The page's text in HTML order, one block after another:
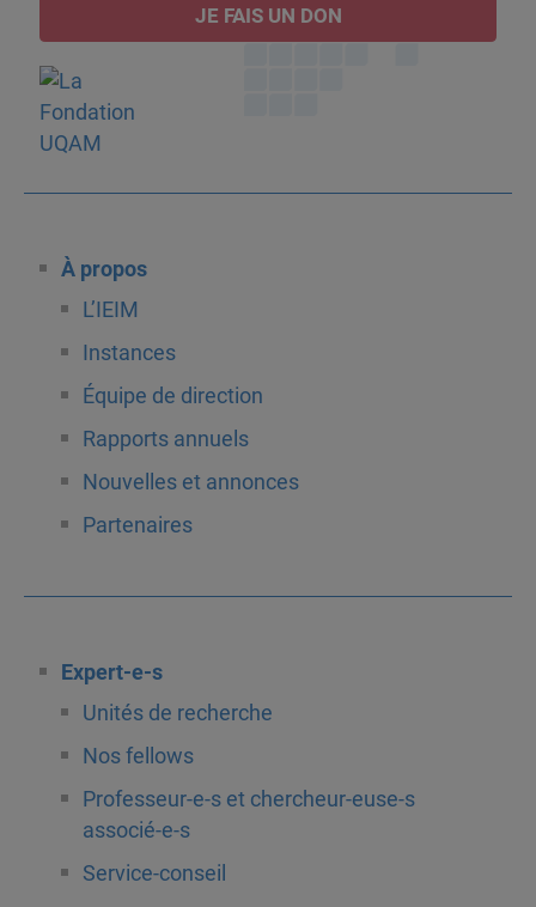
JE FAIS UN DON
À propos
L’IEIM
Instances
Équipe de direction
Rapports annuels
Nouvelles et annonces
Partenaires
Expert-e-s
Unités de recherche
Nos fellows
Professeur-e-s et chercheur-euse-s
associé-e-s
Service-conseil